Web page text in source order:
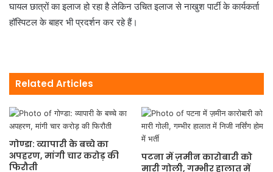
घायल छात्रों का इलाज हो रहा है लेकिन उचित इलाज से नाखुश पार्टी के कार्यकर्ता
हॉस्पिटल के बाहर भी प्रदर्शन कर रहे हैं।
Related Articles
गोण्डा: व्यापारी के बच्चे का
अपहरण, मांगी चार करोड़ की
फिरौती
पटना में ज़मीन कारोबारी को
मारी गोली, गम्भीर हालात में